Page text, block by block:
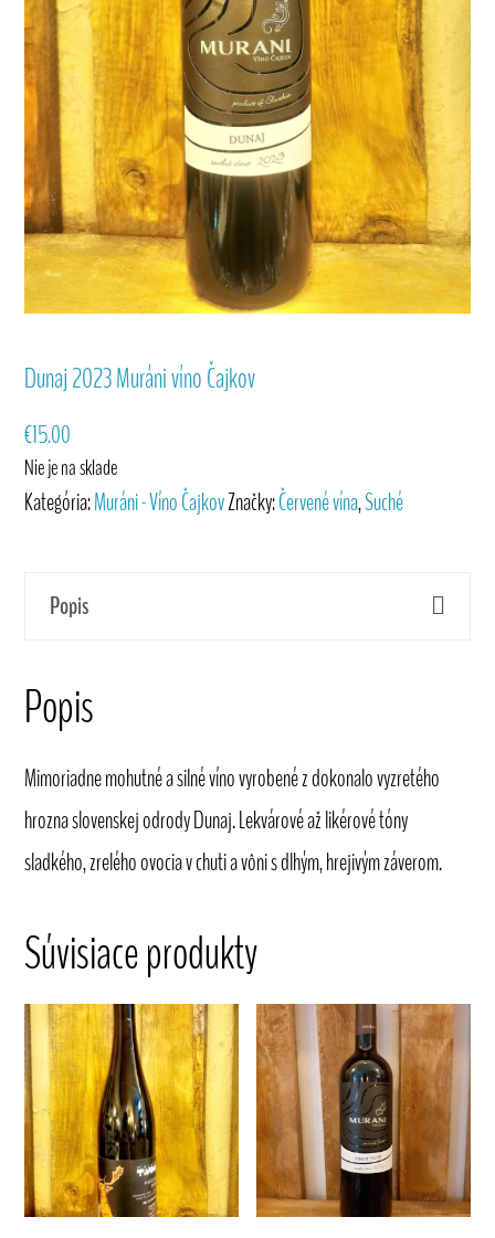
Dunaj 2023 Muráni víno Čajkov
€15.00
Nie je na sklade
Kategória:Muráni - Víno ČajkovZnačky:Červené vína,Suché
Popis
Popis
Mimoriadne mohutné a silné víno vyrobené z dokonalo vyzretého
hrozna slovenskej odrody Dunaj. Lekvárové až likérové tóny
sladkého, zrelého ovocia v chuti a vôni s dlhým, hrejivým záverom.
Súvisiace produkty